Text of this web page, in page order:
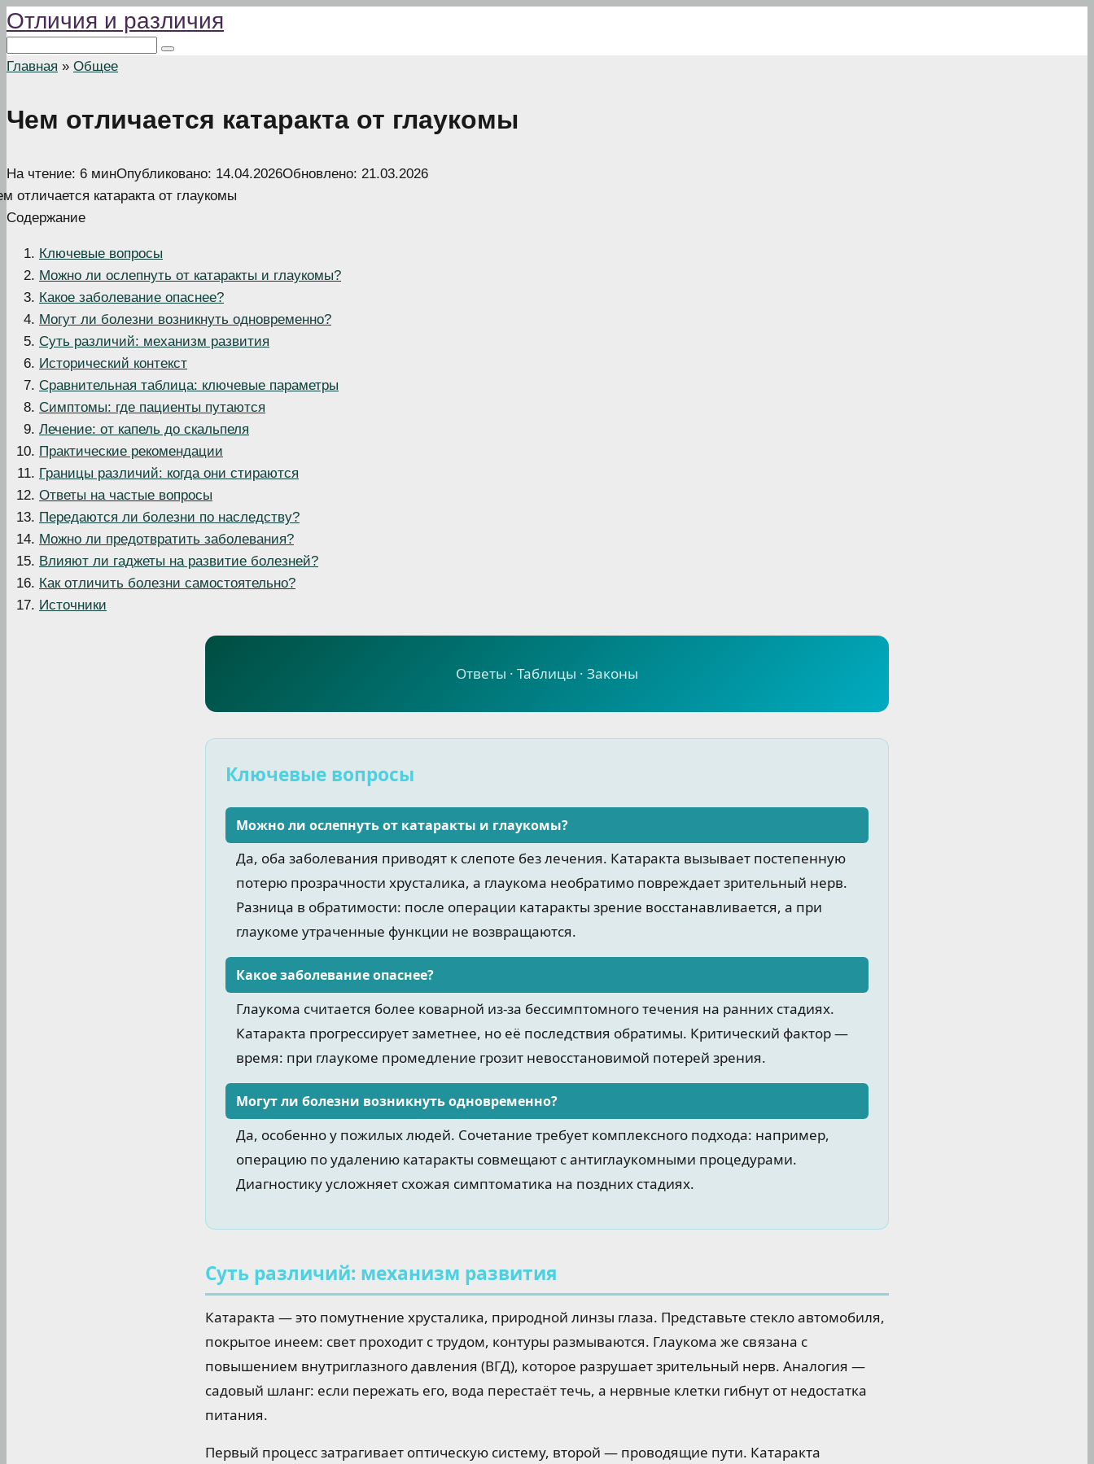
Перейти
к
контенту
Отличия и различия
Главная » Общее
Чем отличается катаракта от глаукомы
На чтение: 6 минОпубликовано: 14.04.2026Обновлено: 21.03.2026
Содержание
Ключевые вопросы
Можно ли ослепнуть от катаракты и глаукомы?
Какое заболевание опаснее?
Могут ли болезни возникнуть одновременно?
Суть различий: механизм развития
Исторический контекст
Сравнительная таблица: ключевые параметры
Симптомы: где пациенты путаются
Лечение: от капель до скальпеля
Практические рекомендации
Границы различий: когда они стираются
Ответы на частые вопросы
Передаются ли болезни по наследству?
Можно ли предотвратить заболевания?
Влияют ли гаджеты на развитие болезней?
Как отличить болезни самостоятельно?
Источники
Ответы · Таблицы · Законы
Ключевые вопросы
Можно ли ослепнуть от катаракты и глаукомы?
Да, оба заболевания приводят к слепоте без лечения. Катаракта вызывает постепенную
потерю прозрачности хрусталика, а глаукома необратимо повреждает зрительный нерв.
Разница в обратимости: после операции катаракты зрение восстанавливается, а при
глаукоме утраченные функции не возвращаются.
Какое заболевание опаснее?
Глаукома считается более коварной из-за бессимптомного течения на ранних стадиях.
Катаракта прогрессирует заметнее, но её последствия обратимы. Критический фактор —
время: при глаукоме промедление грозит невосстановимой потерей зрения.
Могут ли болезни возникнуть одновременно?
Да, особенно у пожилых людей. Сочетание требует комплексного подхода: например,
операцию по удалению катаракты совмещают с антиглаукомными процедурами.
Диагностику усложняет схожая симптоматика на поздних стадиях.
Суть различий: механизм развития
Катаракта — это помутнение хрусталика, природной линзы глаза. Представьте стекло автомобиля,
покрытое инеем: свет проходит с трудом, контуры размываются. Глаукома же связана с
повышением внутриглазного давления (ВГД), которое разрушает зрительный нерв. Аналогия —
садовый шланг: если пережать его, вода перестаёт течь, а нервные клетки гибнут от недостатка
питания.
Первый процесс затрагивает оптическую систему, второй — проводящие пути. Катаракта